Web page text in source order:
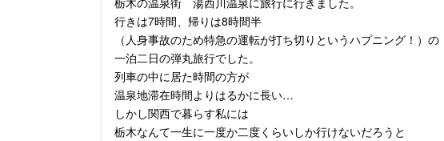
行きは7時間、帰りは8時間半
（人身事故のため特急の運転が打ち切りというハプニング！）の
一泊二日の弾丸旅行でした。
列車の中に居た時間の方が
温泉地滞在時間よりはるかに長い…
しかし関西で暮らす私には
栃木なんて一生に一度か二度くらいしか行けないだろうと